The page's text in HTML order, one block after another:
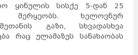
ყინულის სისქე 5-დან 25
მერყეობს. ხელოვნურ
გაზი, სხვადასხვა
რაც ულამაზეს სანახაობას